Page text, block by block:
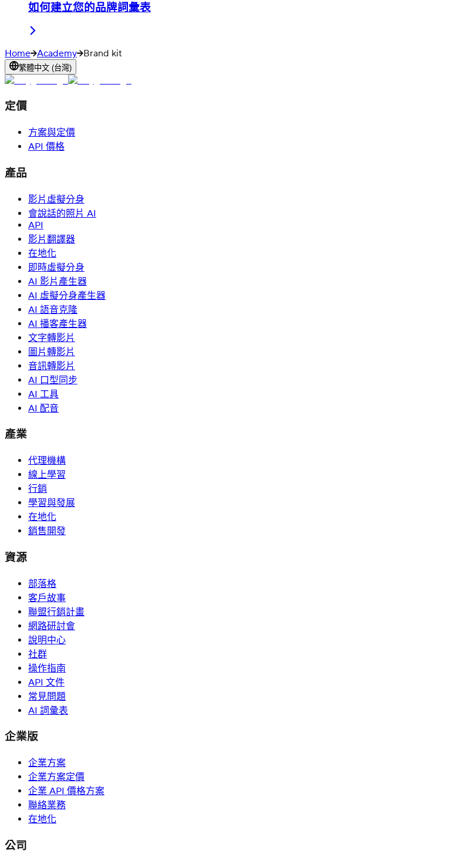
如何建立您的品牌詞彙表
Home Academy Brand kit
繁體中文 (台灣)
定價
方案與定價
API 價格
產品
影片虛擬分身
會說話的照片 AI
API
影片翻譯器
在地化
即時虛擬分身
AI 影片產生器
AI 虛擬分身產生器
AI 語音克隆
AI 播客產生器
文字轉影片
圖片轉影片
音訊轉影片
AI 口型同步
AI 工具
AI 配音
產業
代理機構
線上學習
行銷
學習與發展
在地化
銷售開發
資源
部落格
客戶故事
聯盟行銷計畫
網路研討會
說明中心
社群
操作指南
API 文件
常見問題
AI 詞彙表
企業版
企業方案
企業方案定價
企業 API 價格方案
聯絡業務
在地化
公司